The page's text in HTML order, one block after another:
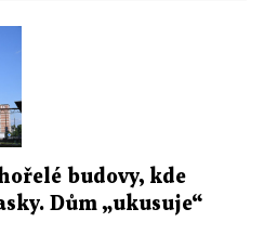
budovy, kde
Dům „ukusuje“